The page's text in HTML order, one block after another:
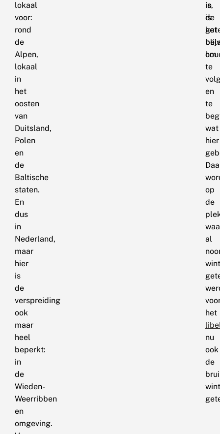
lokaal
voor:
rond
de
Alpen,
lokaal
in
het
oosten
van
Duitsland,
Polen
en
de
Baltische
staten.
En
dus
in
Nederland,
maar
hier
is
de
verspreiding
ook
maar
heel
beperkt:
in
de
Wieden-
Weerribben
en
omgeving.
is,
is
het
om
te
en
te
wat
hier
op
de
al
het
nu
ook
de
in
de